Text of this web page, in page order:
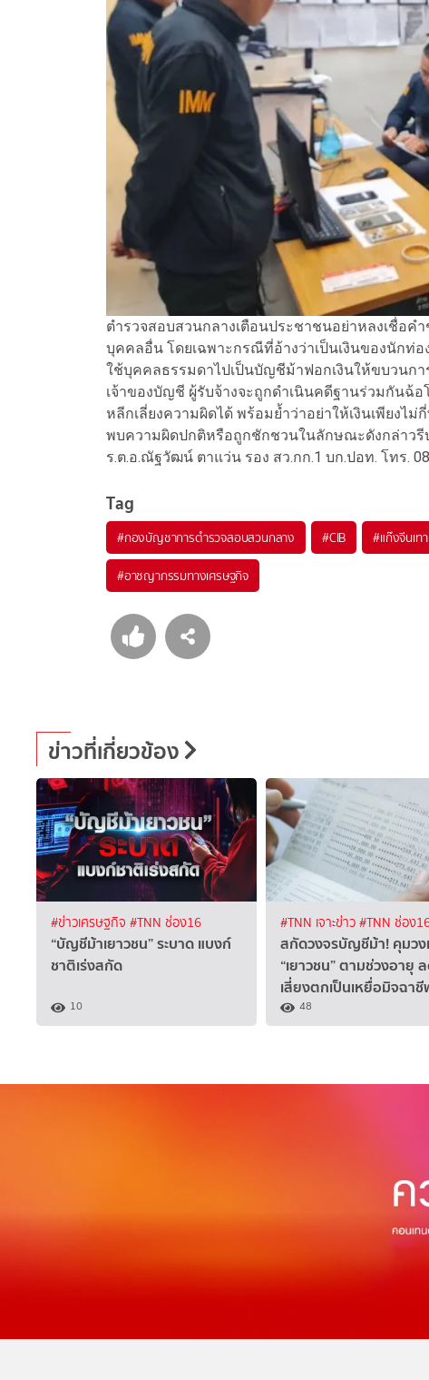
ตำรวจสอบสวนกลางเตือนประชาชนอย่าหลงเชื่อ
บุคคลอื่น โดยเฉพาะกรณีที่อ้างว่าเป็นเงินของนักท่อ
ใช้บุคคลธรรมดาไปเป็นบัญชีม้าฟอกเงินให้ขบวนก
เจ้าของบัญชี ผู้รับจ้างจะถูกดำเนินคดีฐานร่วมกันฉ้
หลีกเลี่ยงความผิดได้ พร้อมย้ำว่าอย่าให้เงินเพียง
พบความผิดปกติหรือถูกชักชวนในลักษณะดังกล่าวรี
ร.ต.อ.ณัฐวัฒน์ ตาแว่น รอง สว.กก.1 บก.ปอท. โทร.
Tag
#กองบัญชาการตำรวจสอบสวนกลาง #CIB #แก๊งจีนเทา
#อาชญากรรมทางเศรษฐกิจ
ข่าวที่เกี่ยวข้อง
#ข่าวเศรษฐกิจ #TNN ช่อง16
“บัญชีม้าเยาวชน” ระบาด แบงก์
ชาติเร่งสกัด
10
#TNN เจาะข่าว#TNN ช่อง
สกัดวงจรบัญชีม้า! คุมวง
“เยาวชน” ตามช่วงอายุ
เสี่ยงตกเป็นเหยื่อมิจฉา
48